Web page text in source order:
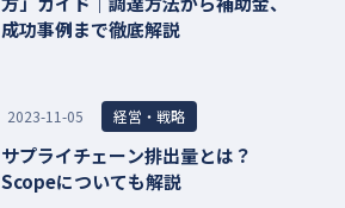
成功事例まで徹底解説
2023-11-05 経営・戦略
サプライチェーン排出量とは？
Scopeについても解説